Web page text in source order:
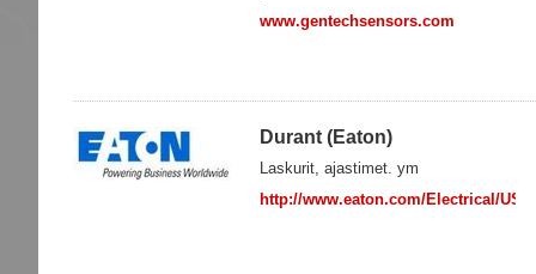
www.gentechsensors.com
Durant (Eaton)
Laskurit, ajastimet. ym
http://www.eaton.com/Electrical/